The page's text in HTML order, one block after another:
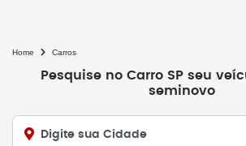
Home Carros
Pesquise no Carro SP seu
seminovo
Digite sua Cidade